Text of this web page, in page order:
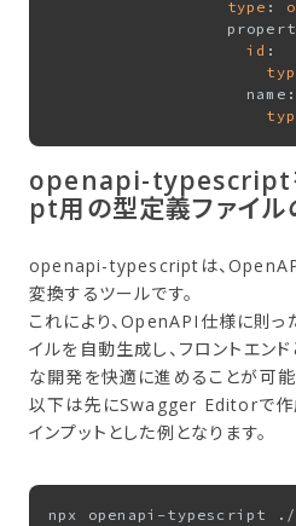
type :
id :
                    name:
openapi-typescript
pt用の型定義ファイル
openapi-typescriptは、
変換するツールです。
これにより、OpenAPI仕様に則
イルを自動生成し、フロントエン
な開発を快適に進めることが可能
以下は先にSwagger Editorで
インプットとした例となります。
npx openapi-typescript ./